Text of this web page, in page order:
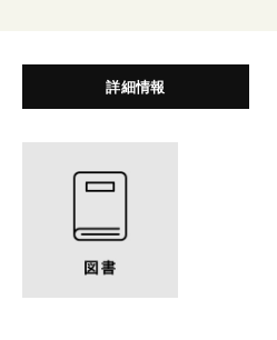
詳細情報